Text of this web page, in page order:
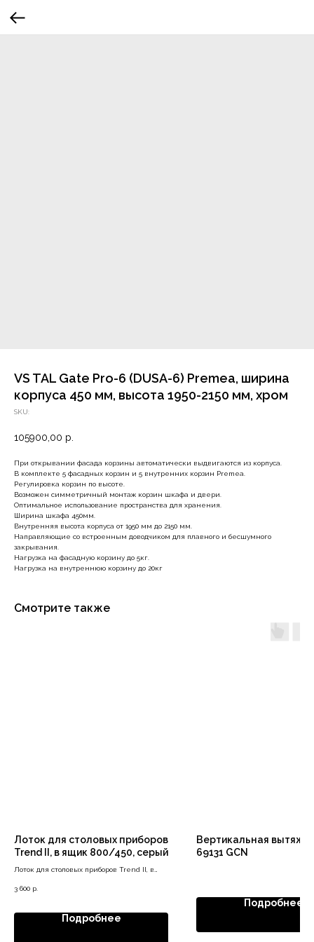
VS TAL Gate Pro-6 (DUSA-6) Premea, ширина
корпуса 450 мм, высота 1950-2150 мм, хром
SKU:
105900,00 р.
При открывании фасада корзины автоматически выдвигаются из корпуса.
В комплекте 5 фасадных корзин и 5 внутренних корзин Premea.
Регулировка корзин по высоте.
Возможен симметричный монтаж корзин шкафа и двери.
Оптимальное использование пространства для хранения.
Ширина шкафа 450мм.
Внутренняя высота корпуса от 1950 мм до 2150 мм.
Направляющие со встроенным доводчиком для плавного и бесшумного
закрывания.
Нагрузка на фасадную корзину до 5кг.
Нагрузка на внутреннюю корзину до 20кг
Смотрите также
Лоток для столовых приборов
Trend II, в ящик 800/450, серый
Лоток для столовых приборов Trend II, в
3 600 р.
Подробнее
Вертикальная
69131 GCN
Подробнее